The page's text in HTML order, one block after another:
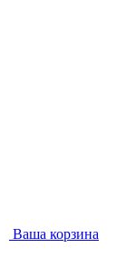
Ваша корзина